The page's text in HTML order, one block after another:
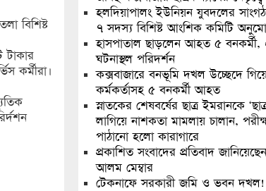
বিশিষ্ট
টাকার
কর্মীরা।
হলদিয়াপালং ইউনিয়ন যুবদলের
৭ সদস্য বিশিষ্ট আংশিক কমিটি
হাসপাতাল ছাড়লেন আহত ৫ বনকর্মী,
ঘটনাস্থল পরিদর্শন
কক্সবাজারে বনভূমি দখল উচ্ছেদে
কর্মকর্তাসহ ৫ বনকর্মী আহত
স্নাতকের শেষবর্ষের ছাত্র ইমরানকে
লাগিয়ে নাশকতা মামলায় চালান,
পাঠানো হলো কারাগারে
প্রকাশিত সংবাদের প্রতিবাদ
আলম মেম্বার
টেকনাফে সরকারী জমি ও ভবন দখল!